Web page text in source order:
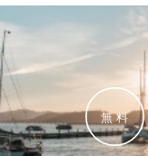
無 料